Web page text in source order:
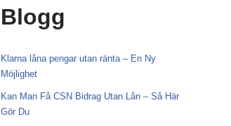
Blogg
Klarna låna pengar utan ränta – En Ny
Möjlighet
Kan Man Få CSN Bidrag Utan Lån – Så Här
Gör Du